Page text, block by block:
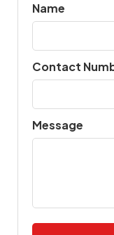
Name
Contact
Message